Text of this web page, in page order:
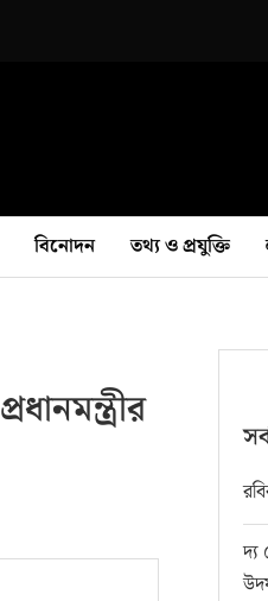
বিনোদন তথ‍্য ও প্রযুক্তি
দ্য